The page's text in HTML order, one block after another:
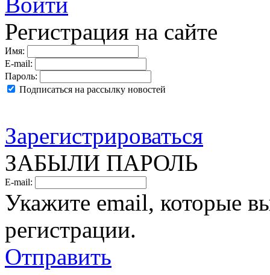
Регистрация на сайте
Имя:
E-mail:
Пароль:
Подписаться на рассылку новостей
Зарегистрироваться
ЗАБЫЛИ ПАРОЛЬ
E-mail:
Укажите email, которые
регистрации.
Отправить